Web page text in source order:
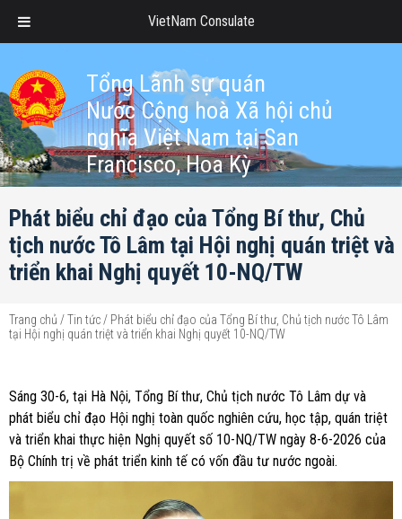
Tổng Lãnh sự quán
Nước Cộng hoà Xã hội chủ
nghĩa Việt Nam tại San
Francisco, Hoa Kỳ
Phát biểu chỉ đạo của Tổng Bí thư, Chủ
tịch nước Tô Lâm tại Hội nghị quán triệt và
triển khai Nghị quyết 10-NQ/TW
Trang chủ /Tin tức / Phát biểu chỉ đạo của Tổng Bí thư, Chủ tịch nước Tô Lâm
tại Hội nghị quán triệt và triển khai Nghị quyết 10-NQ/TW
Sáng 30-6, tại Hà Nội, Tổng Bí thư, Chủ tịch nước Tô Lâm dự và
phát biểu chỉ đạo Hội nghị toàn quốc nghiên cứu, học tập, quán triệt
và triển khai thực hiện Nghị quyết số 10-NQ/TW ngày 8-6-2026 của
Bộ Chính trị về phát triển kinh tế có vốn đầu tư nước ngoài.
VietNam Consulate